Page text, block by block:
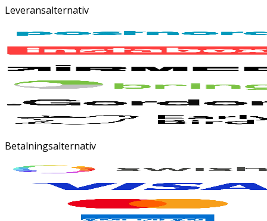
Leveransalternativ
Betalningsalternativ